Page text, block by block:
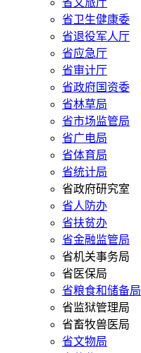
省文旅厅
省卫生健康委
省退役军人厅
省应急厅
省审计厅
省政府国资委
省林草局
省市场监管局
省广电局
省体育局
省统计局
省政府研究室
省人防办
省扶贫办
省金融监管局
省机关事务局
省医保局
省粮食和储备局
省监狱管理局
省畜牧兽医局
省文物局